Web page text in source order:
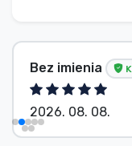
Bez imienia
2026. 08. 08.